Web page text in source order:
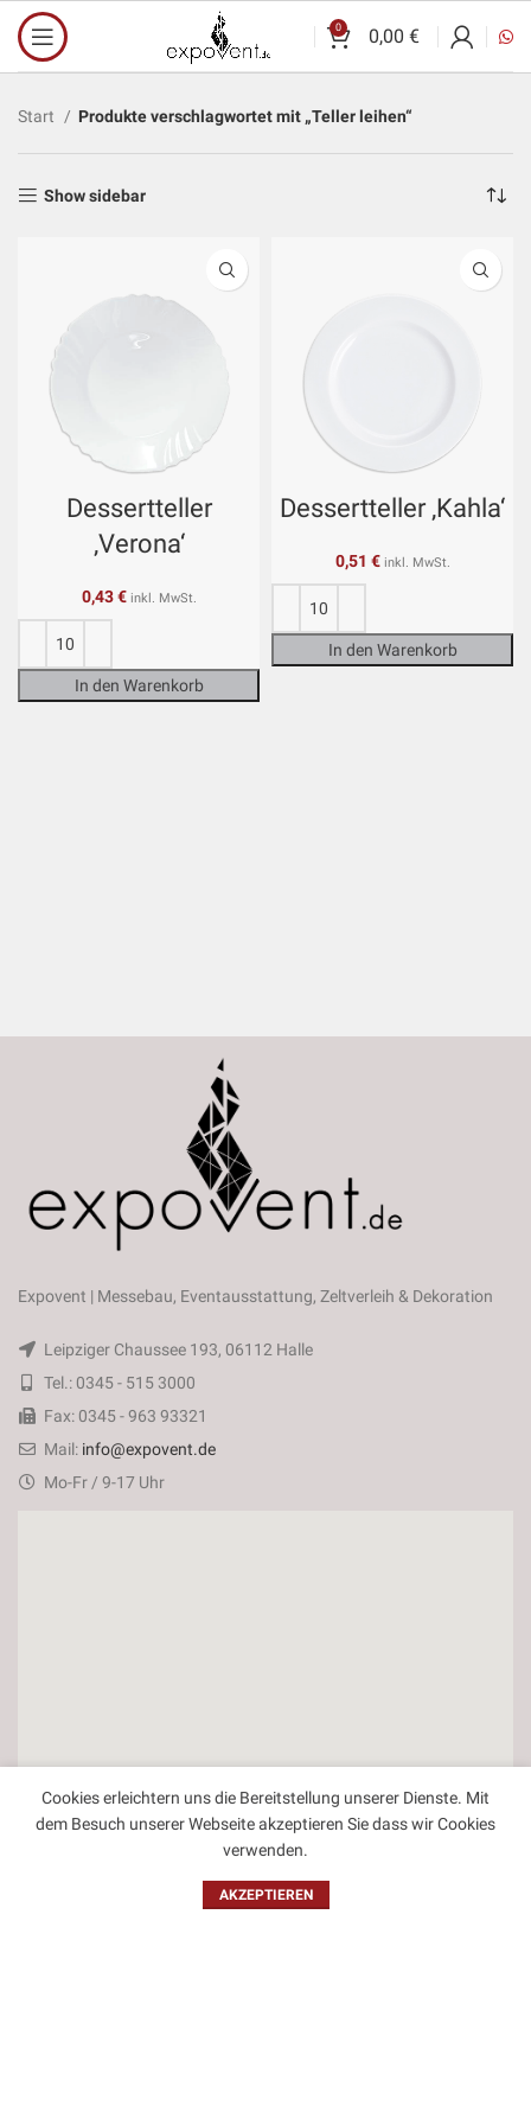
0 0,00 €
Start Produkte verschlagwortet mit „Teller leihen“
Show sidebar
Dessertteller
‚Verona‘
0,43€ inkl. MwSt.
In den Warenkorb
Dessertteller ‚Kahla‘
0,51 € inkl. MwSt.
In den Warenkorb
Expovent | Messebau, Eventausstattung, Zeltverleih & Dekoration
Leipziger Chaussee 193, 06112 Halle
Tel.: 0345 - 515 3000
Fax: 0345 - 963 93321
Mail: info@expovent.de
Mo-Fr / 9-17 Uhr
Cookies erleichtern uns die Bereitstellung unserer Dienste. Mit
dem Besuch unserer Webseite akzeptieren Sie dass wir Cookies
verwenden.
AKZEPTIEREN